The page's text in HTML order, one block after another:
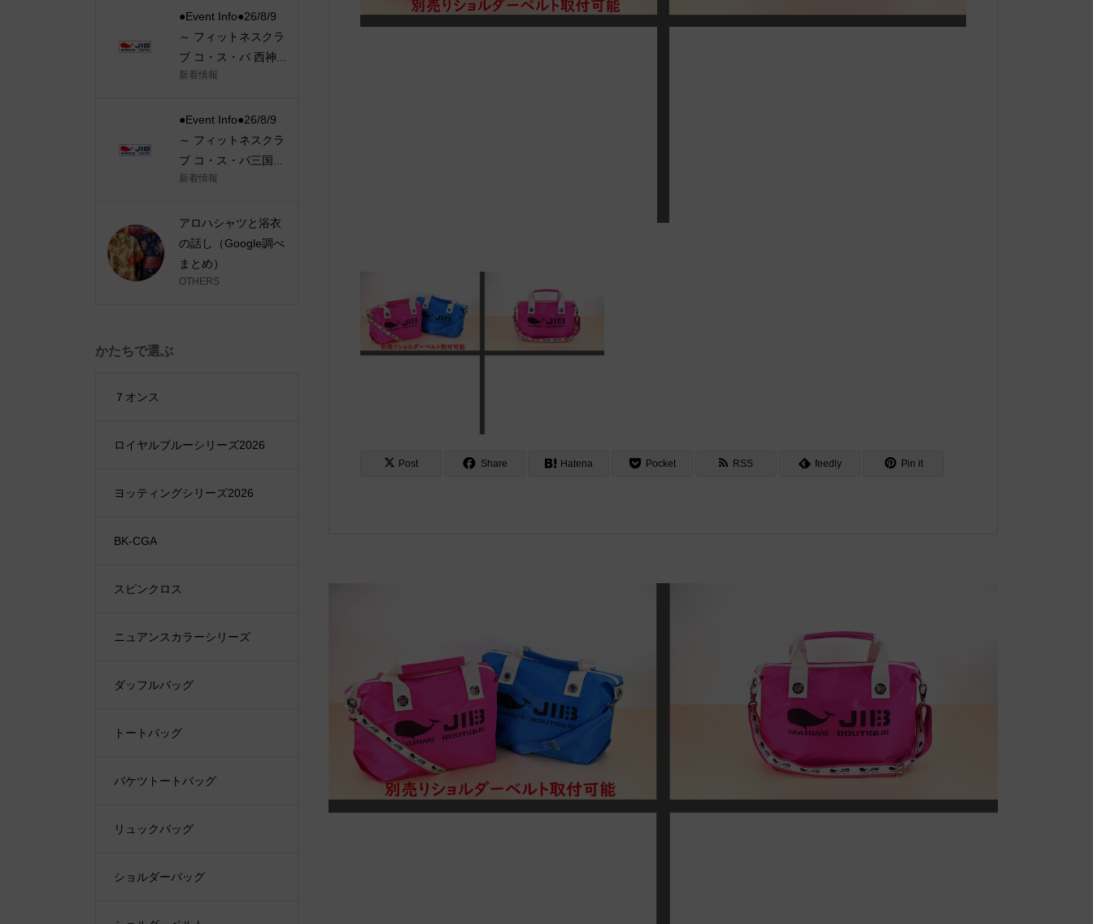
Post Share Hatena Pocket RSS feedly Pin it
●Event Info●26/8/9
～ フィットネスクラ
ブ コ・ス・パ 西神...
新着情報
●Event Info●26/8/9
～ フィットネスクラ
ブ コ・ス・パ三国...
新着情報
アロハシャツと浴衣
の話し（Google調べ
まとめ）
OTHERS
かたちで選ぶ
７オンス
ロイヤルブルーシリーズ2026
ヨッティングシリーズ2026
BK-CGA
スピンクロス
ニュアンスカラーシリーズ
ダッフルバッグ
トートバッグ
バケツトートバッグ
リュックバッグ
ショルダーバッグ